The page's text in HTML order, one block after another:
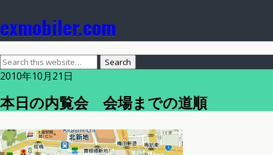
exmobiler.com
2010年10月21日
本日の内覧会 会場までの道順